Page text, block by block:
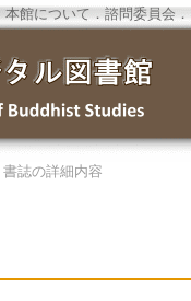
本館について ． 諮問委員会 ．
書誌の詳細内容